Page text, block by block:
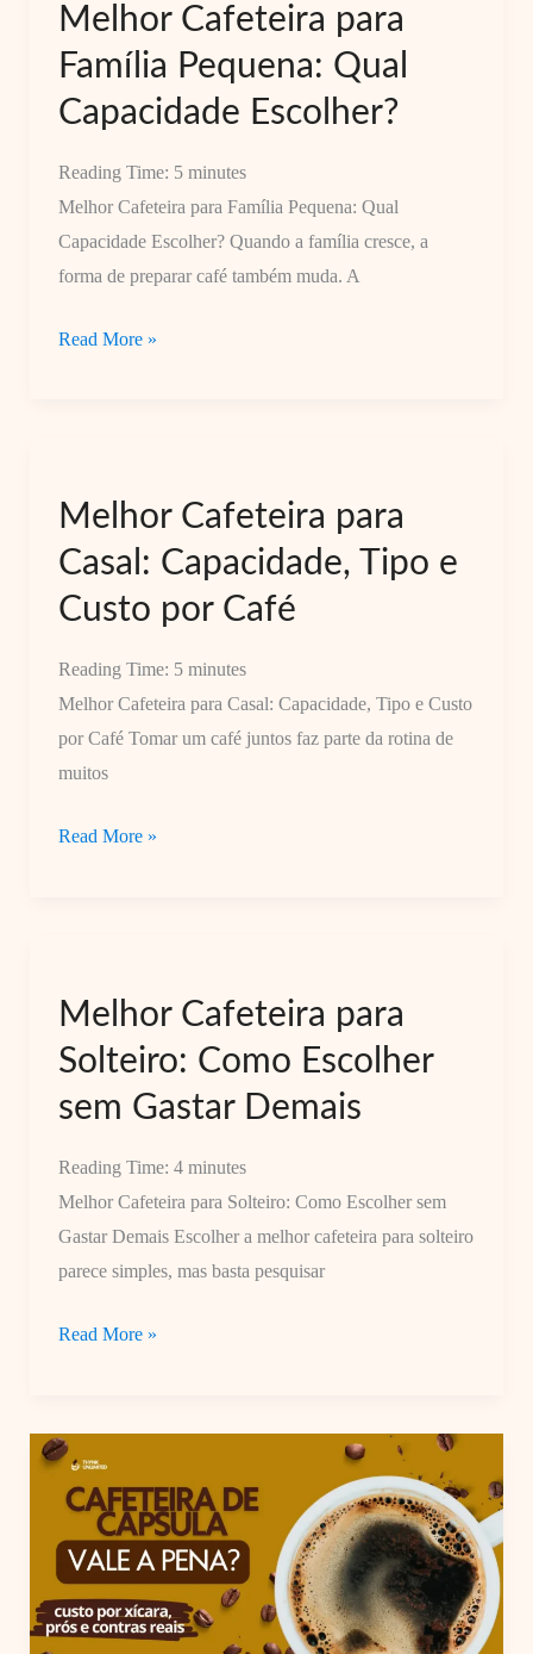
Mais
Café
sem
Perder
Melhor Cafeteira para
Família Pequena: Qual
Capacidade Escolher?
Reading Time: 5 minutes
Melhor Cafeteira para Família Pequena: Qual
Capacidade Escolher? Quando a família cresce, a
forma de preparar café também muda. A
Melhor
Qual
Capacidade
Escolher?
Read More »
Melhor Cafeteira para
Casal: Capacidade, Tipo e
Custo por Café
Reading Time: 5 minutes
Melhor Cafeteira para Casal: Capacidade, Tipo e Custo
por Café Tomar um café juntos faz parte da rotina de
muitos
Melhor
Tipo
e
Custo
por
Read More »
Melhor Cafeteira para
Solteiro: Como Escolher
sem Gastar Demais
Reading Time: 4 minutes
Melhor Cafeteira para Solteiro: Como Escolher sem
Gastar Demais Escolher a melhor cafeteira para solteiro
parece simples, mas basta pesquisar
Melhor
Solteiro:
Como
Escolher
sem
Gastar
Demais
Read More »